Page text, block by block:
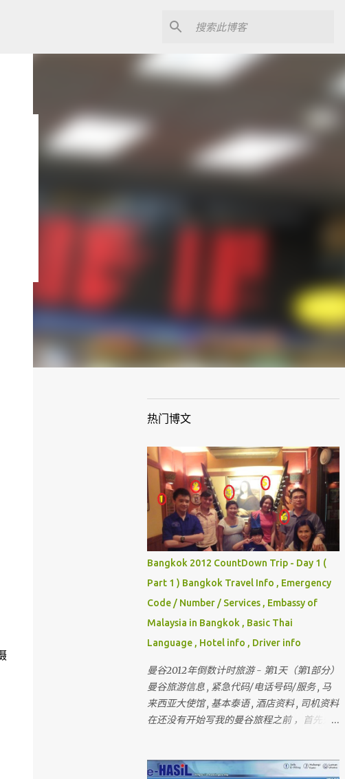
热门博文
Bangkok 2012 CountDown Trip - Day 1 (
Part 1 ) Bangkok Travel Info , Emergency
Code / Number / Services , Embassy of
Malaysia in Bangkok , Basic Thai
Language , Hotel info , Driver info
曼谷2012年倒数计时旅游 - 第1天（第1部分）
曼谷旅游信息 , 紧急代码/电话号码/服务 , 马
来西亚大使馆 , 基本泰语 , 酒店资料 , 司机资料
在还没有开始写我的曼谷旅程之前 ，首先先
， 欢迎你们来作客 首先要介绍这次曼谷的“团